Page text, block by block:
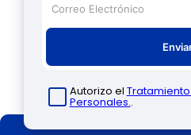
Autorizo el
Personales..